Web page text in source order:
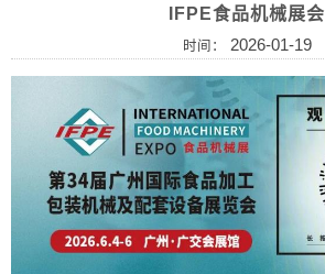
IFPE食品机械展会
时间： 2026-01-19